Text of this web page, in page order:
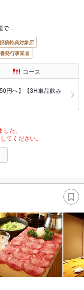
で…
稿特典対象店
発行事業者
コース
円へ】【3H単品飲み
た。
てください。